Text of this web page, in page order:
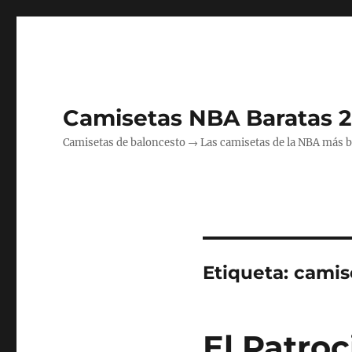
Camisetas NBA Baratas
Camisetas de baloncesto → Las camisetas de la NBA más
Etiqueta: